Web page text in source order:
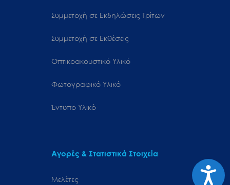
Συμμετοχή σε Εκδηλώσεις Τρίτων
Συμμετοχή σε Εκθέσεις
Οπτικοακουστικό Υλικό
Φωτογραφικό Υλικό
Έντυπο Υλικό
Αγορές & Στατιστικά Στοιχεία
Μελέτες